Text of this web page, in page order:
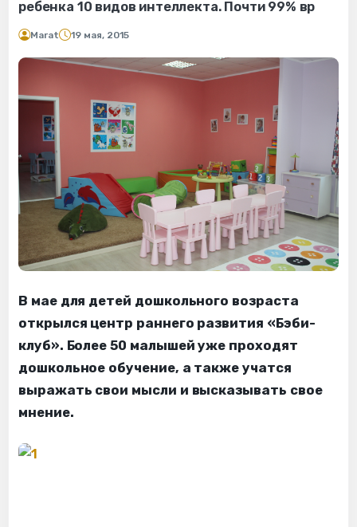
ребенка 10 видов интеллекта. Почти 99% вр
Marat 19 мая, 2015
В мае для детей дошкольного возраста
открылся центр раннего развития «Бэби-
клуб». Более 50 малышей уже проходят
дошкольное обучение, а также учатся
выражать свои мысли и высказывать свое
мнение.